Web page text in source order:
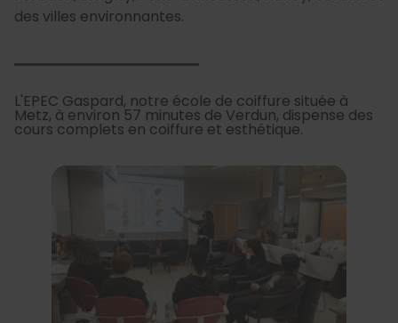
des villes environnantes.
L'EPEC Gaspard, notre école de coiffure située à
Metz, à environ 57 minutes de Verdun, dispense des
cours complets en coiffure et esthétique.